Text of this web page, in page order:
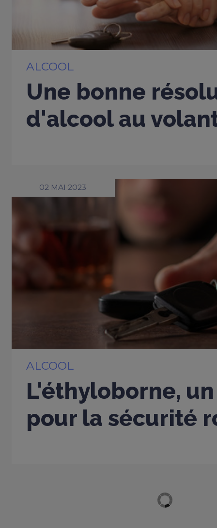
ALCOOL
Une bonne
d'alcool au
02 MAI 2023
ALCOOL
L'éthyloborne,
pour la sécurité
Afficher plus d'articles